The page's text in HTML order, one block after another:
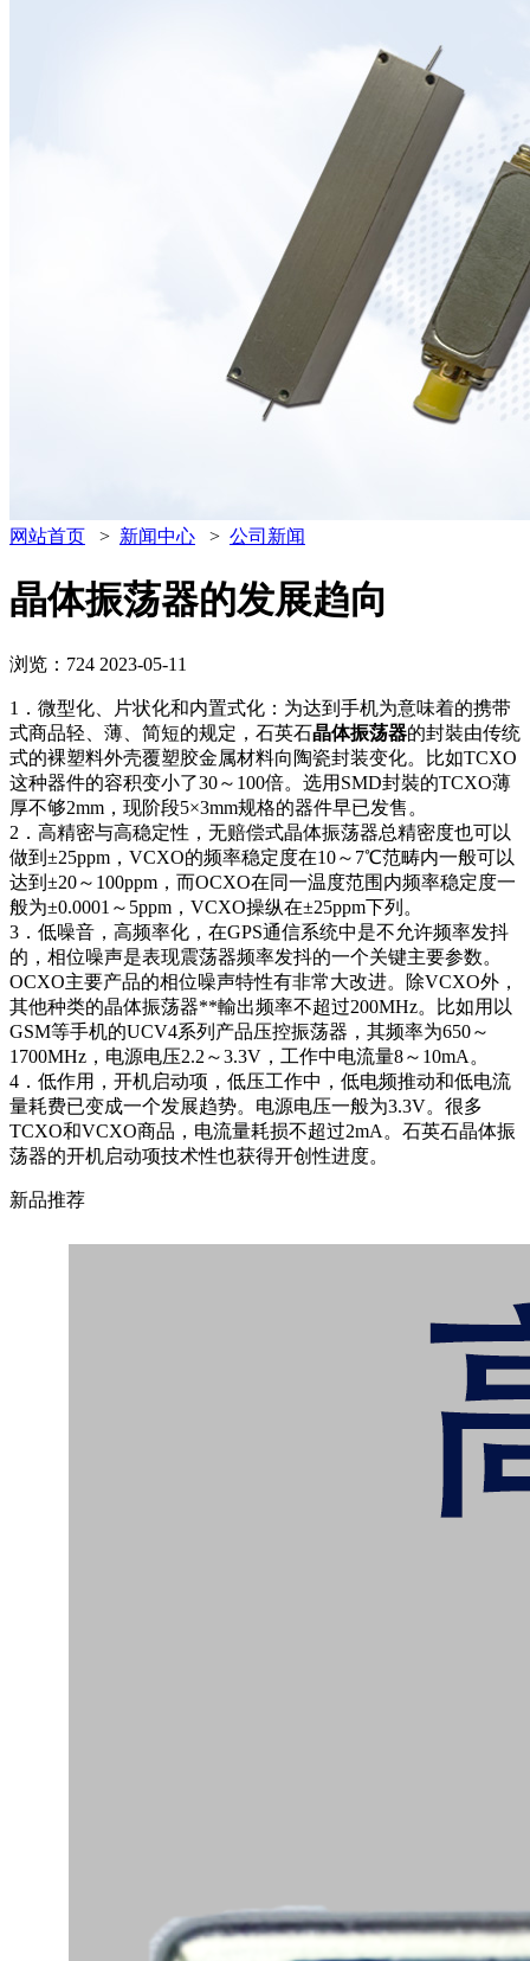
网站首页 > 新闻中心 > 公司新闻
晶体振荡器的发展趋向
浏览：724 2023-05-11
1．微型化、片状化和内置式化：为达到手机为意味着的携带
式商品轻、薄、简短的规定，石英石晶体振荡器的封裝由传统
式的裸塑料外壳覆塑胶金属材料向陶瓷封装变化。比如TCXO
这种器件的容积变小了30～100倍。选用SMD封裝的TCXO薄
厚不够2mm，现阶段5×3mm规格的器件早已发售。
2．高精密与高稳定性，无赔偿式晶体振荡器总精密度也可以
做到±25ppm，VCXO的频率稳定度在10～7℃范畴内一般可以
达到±20～100ppm，而OCXO在同一温度范围内频率稳定度一
般为±0.0001～5ppm，VCXO操纵在±25ppm下列。
3．低噪音，高频率化，在GPS通信系统中是不允许频率发抖
的，相位噪声是表现震荡器频率发抖的一个关键主要参数。
OCXO主要产品的相位噪声特性有非常大改进。除VCXO外，
其他种类的晶体振荡器**輸出频率不超过200MHz。比如用以
GSM等手机的UCV4系列产品压控振荡器，其频率为650～
1700MHz，电源电压2.2～3.3V，工作中电流量8～10mA。
4．低作用，开机启动项，低压工作中，低电频推动和低电流
量耗费已变成一个发展趋势。电源电压一般为3.3V。很多
TCXO和VCXO商品，电流量耗损不超过2mA。石英石晶体振
荡器的开机启动项技术性也获得开创性进度。
新品推荐